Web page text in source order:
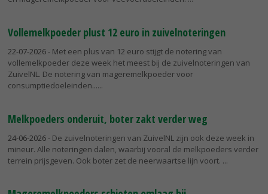
Vollemelkpoeder plust 12 euro in zuivelnoteringen
22-07-2026- Met een plus van 12 euro stijgt de notering van
vollemelkpoeder deze week het meest bij de zuivelnoteringen van
ZuivelNL. De notering van mageremelkpoeder voor
consumptiedoeleinden...
Melkpoeders onderuit, boter zakt verder weg
24-06-2026- De zuivelnoteringen van ZuivelNL zijn ook deze week in
mineur. Alle noteringen dalen, waarbij vooral de melkpoeders verder
terrein prijsgeven. Ook boter zet de neerwaartse lijn voort.